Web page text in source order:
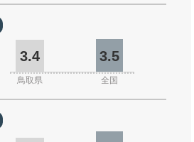
3.4 3.5
鳥取県 全国